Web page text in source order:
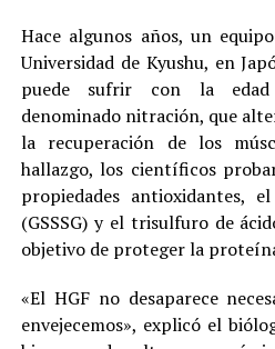
Hace algunos años, un
Universidad de Kyushu, en
puede sufrir con la
denominado nitración, que
la recuperación de los
hallazgo, los científicos
propiedades antioxidantes,
(GSSSG) y el trisulfuro de
objetivo de proteger la
«El HGF no desaparece
envejecemos», explicó el